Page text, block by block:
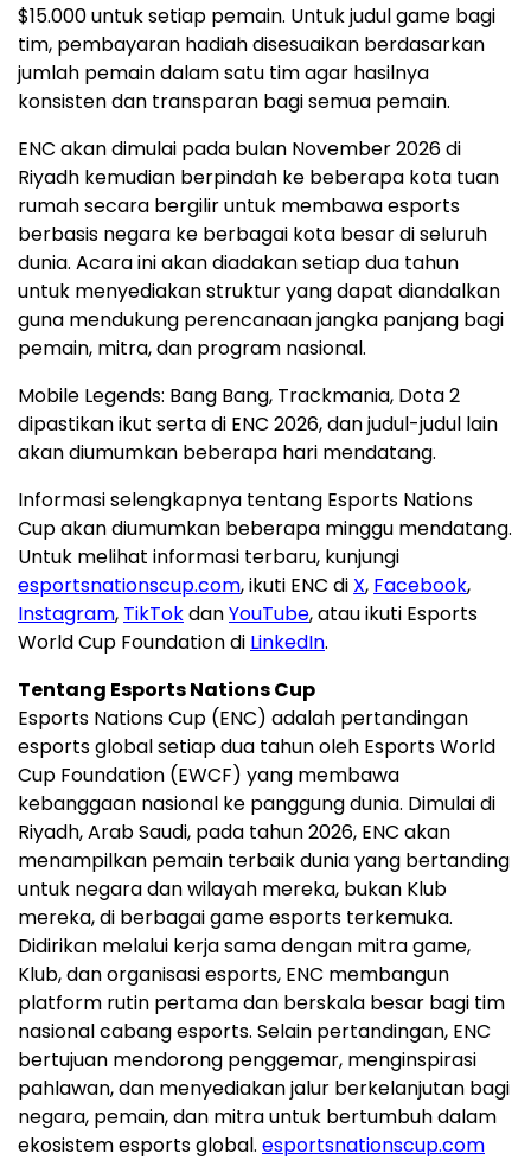
$15.000 untuk setiap pemain. Untuk judul game bagi
tim, pembayaran hadiah disesuaikan berdasarkan
jumlah pemain dalam satu tim agar hasilnya
konsisten dan transparan bagi semua pemain.
ENC akan dimulai pada bulan November 2026 di
Riyadh kemudian berpindah ke beberapa kota tuan
rumah secara bergilir untuk membawa esports
berbasis negara ke berbagai kota besar di seluruh
dunia. Acara ini akan diadakan setiap dua tahun
untuk menyediakan struktur yang dapat diandalkan
guna mendukung perencanaan jangka panjang bagi
pemain, mitra, dan program nasional.
Mobile Legends: Bang Bang, Trackmania, Dota 2
dipastikan ikut serta di ENC 2026, dan judul-judul lain
akan diumumkan beberapa hari mendatang.
Informasi selengkapnya tentang Esports Nations
Cup akan diumumkan beberapa minggu mendatang.
Untuk melihat informasi terbaru, kunjungi
esportsnationscup.com, ikuti ENC di X, Facebook,
Instagram, TikTokdanYouTube, atau ikuti Esports
World Cup Foundation di LinkedIn.
Tentang Esports Nations Cup
Esports Nations Cup (ENC) adalah pertandingan
esports global setiap dua tahun oleh Esports World
Cup Foundation (EWCF) yang membawa
kebanggaan nasional ke panggung dunia. Dimulai di
Riyadh, Arab Saudi, pada tahun 2026, ENC akan
menampilkan pemain terbaik dunia yang bertanding
untuk negara dan wilayah mereka, bukan Klub
mereka, di berbagai game esports terkemuka.
Didirikan melalui kerja sama dengan mitra game,
Klub, dan organisasi esports, ENC membangun
platform rutin pertama dan berskala besar bagi tim
nasional cabang esports. Selain pertandingan, ENC
bertujuan mendorong penggemar, menginspirasi
pahlawan, dan menyediakan jalur berkelanjutan bagi
negara, pemain, dan mitra untuk bertumbuh dalam
ekosistem esports global. esportsnationscup.com